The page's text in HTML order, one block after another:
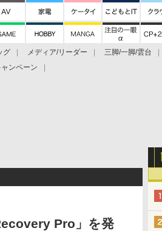
グ メディア/リーダー 三脚/一脚/雲台
ャンペーン
Pro」を発